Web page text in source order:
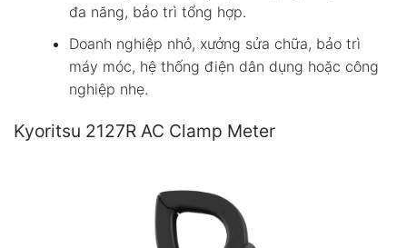
đa năng, bảo trì tổng hợp.
Doanh nghiệp nhỏ, xưởng sửa chữa, bảo trì
máy móc, hệ thống điện dân dụng hoặc công
nghiệp nhẹ.
Kyoritsu 2127R AC Clamp Meter